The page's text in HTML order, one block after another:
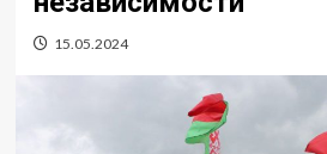
15.05.2024